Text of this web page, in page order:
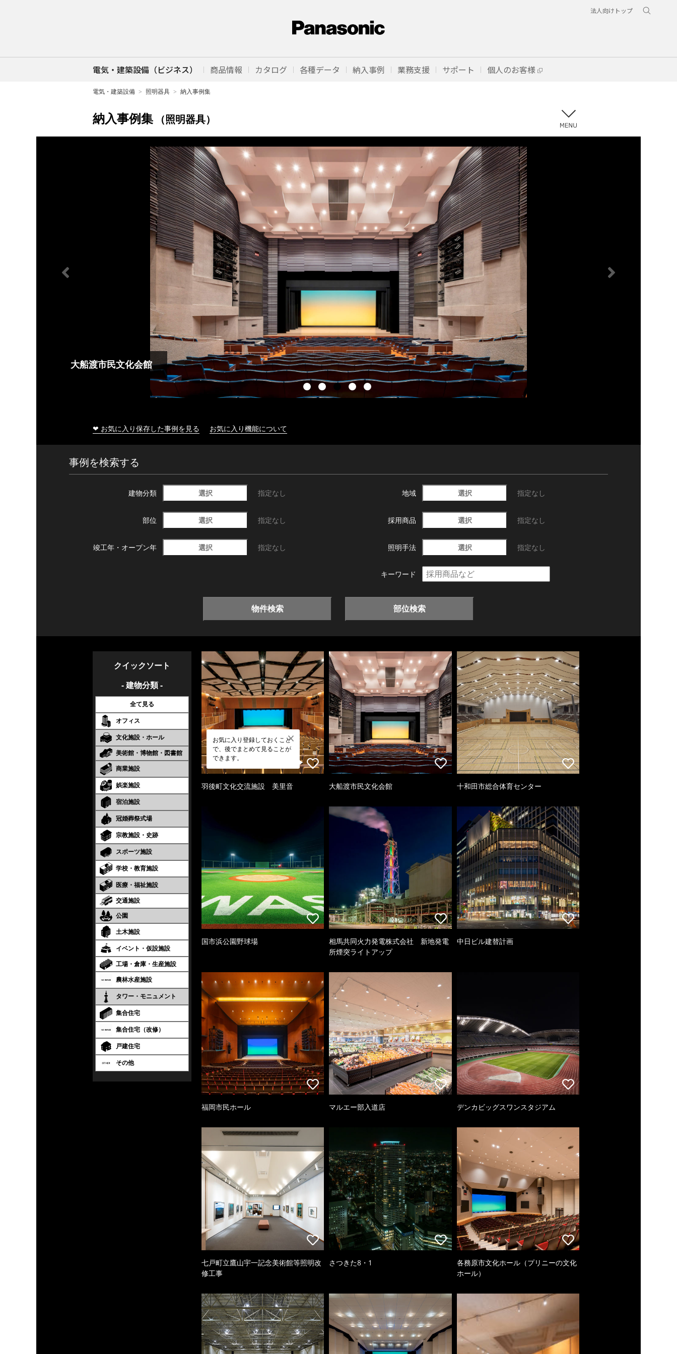
法人向けトップ
電気・建築設備（ビジネス） 商品情報 カタログ 各種データ 納入事例 業務支援 サポート 個人のお客様
電気・建築設備 照明器具 納入事例集
納入事例集 （照明器具）
大船渡市民文化会館
❤ お気に入り保存した事例を見る お気に入り機能について
事例を検索する
建物分類 選択 指定なし 地域 選択 指定なし
部位 選択 指定なし 採用商品 選択 指定なし
竣工年・ オープン年 選択 指定なし 照明手法 選択 指定なし
キーワード
物件検索 部位検索
クイックソート
- 建物分類 -
全て見る
オフィス
文化施設・ホール
美術館・博物館・図書館
商業施設
娯楽施設
宿泊施設
冠婚葬祭式場
宗教施設・史跡
スポーツ施設
学校・教育施設
医療・福祉施設
交通施設
公園
土木施設
イベント・仮設施設
工場・倉庫・生産施設
農林水産施設
タワー・モニュメント
集合住宅
集合住宅（改修）
戸建住宅
その他
お気に入り登録しておくこと
で、後でまとめて見ることが
できます。
羽後町文化交流施設 美里音 大船渡市民文化会館 十和田市総合体育センター
国市浜公園野球場
相馬共同火力発電株式会社 新地発電
所煙突ライトアップ
中日ビル建替計画
福岡市民ホール マルエー部入道店 デンカビッグスワンスタジアム
七戸町立鷹山宇一記念美術館等照明改
修工事
さつきた8・1
各務原市文化ホール（プリニーの文化
ホール）